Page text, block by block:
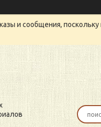
и сообщения,